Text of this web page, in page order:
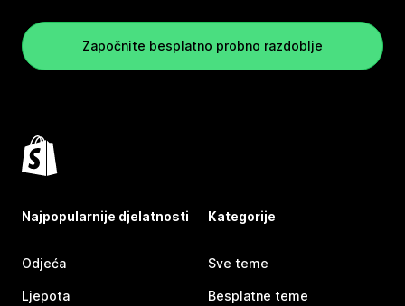
Započnite besplatno probno razdoblje
Najpopularnije djelatnosti
Odjeća
Ljepota
Kategorije
Sve teme
Besplatne teme